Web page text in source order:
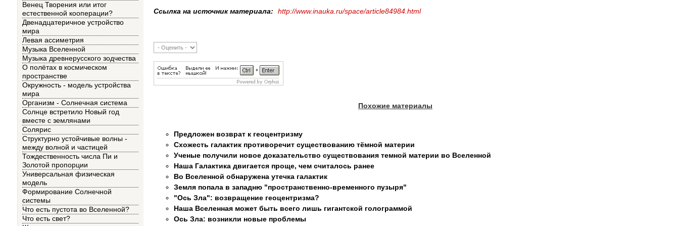
Венец Творения или итог
естественной кооперации?
Двенадцатеричное устройство
мира
Левая ассиметрия
Музыка Вселенной
Музыка древнерусского зодчества
О полётах в космическом
пространстве
Окружность - модель устройства
мира
Организм - Солнечная система
Солнце встретило Новый год
вместе с землянами
Солярис
Структурно устойчивые волны -
между волной и частицей
Тождественность числа Пи и
Золотой пропорции
Универсальная физическая
модель
Формирование Солнечной
системы
Что есть пустота во Вселенной?
Что есть свет?
Ссылка на источник материала: http://www.inauka.ru/space/article84984.html
Похожие материалы
Предложен возврат к геоцентризму
Схожесть галактик противоречит существованию тёмной материи
Ученые получили новое доказательство существования темной материи во Вселенной
Наша Галактика двигается проще, чем считалось ранее
Во Вселенной обнаружена утечка галактик
Земля попала в западню "пространственно-временного пузыря"
"Ось Зла": возвращение геоцентризма?
Наша Вселенная может быть всего лишь гигантской голограммой
Ось Зла: возникли новые проблемы